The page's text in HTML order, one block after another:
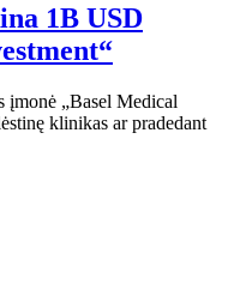
1B USD
įmonė „Basel Medical
klinikas ar pradedant